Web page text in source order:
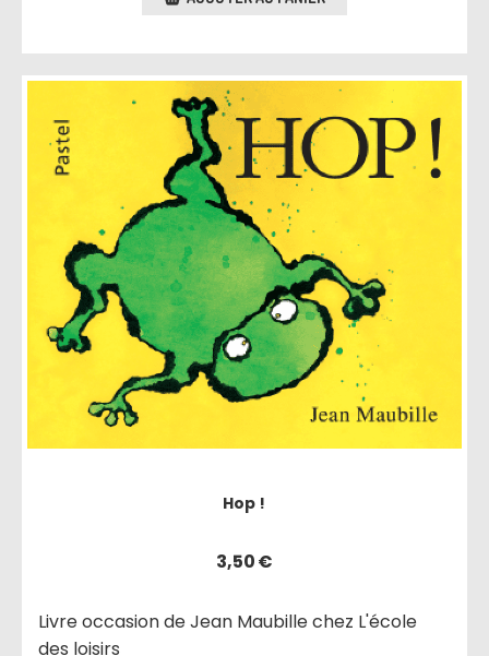
Hop !
3,50€
Livre occasion de Jean Maubille chez L'école
des loisirs